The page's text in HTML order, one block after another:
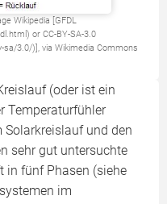
Wikipedia [GFDL
or CC-BY-SA-3.0
3.0/)], via Wikimedia Commons
(oder ist ein
Temperaturfühler
und den
sehr gut untersuchte
in fünf Phasen (siehe
im